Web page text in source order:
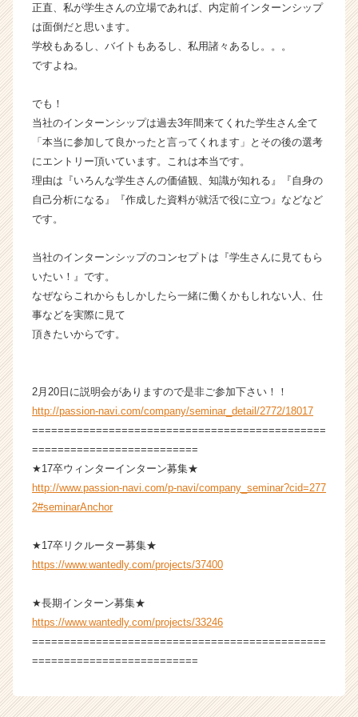
成
企
カ
ウ
ト
が
届
サ
ト
ア
（C
h
e
e
r
e
e
正直、私が学生さんの立場であれば、内定前インターンシップ
は面倒だと思います。
学校もあるし、バイトもあるし、私用諸々あるし。。。
ですよね。
でも！
当社のインターンシップは過去3年間来てくれた学生さん全て
「本当に参加して良かったと言ってくれます」とその後の選考
にエントリー頂いています。これは本当です。
理由は『いろんな学生さんの価値観、知識が知れる』『自身の
自己分析になる』『作成した資料が就活で役に立つ』などなど
です。
当社のインターンシップのコンセプトは『学生さんに見てもら
いたい！』です。
なぜならこれからもしかしたら一緒に働くかもしれない人、仕
事などを実際に見て
頂きたいからです。
2月20日に説明会がありますので是非ご参加下さい！！
http://passion-navi.com/company/seminar_detail/2772/18017
==============================================
==========================
★17卒ウィンターインターン募集★
http://www.passion-navi.com/p-navi/company_seminar?cid=277
2#seminarAnchor
★17卒リクルーター募集★
https://www.wantedly.com/projects/37400
★長期インターン募集★
https://www.wantedly.com/projects/33246
==============================================
==========================